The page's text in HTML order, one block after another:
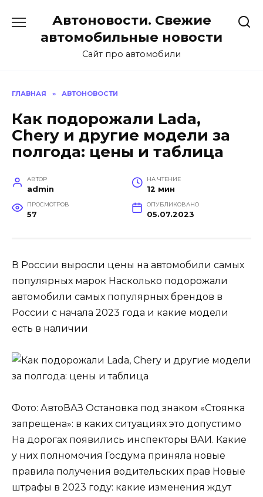
содержанию
Автоновости. Свежие
автомобильные новости
Сайт про автомобили
ГЛАВНАЯ » АВТОНОВОСТИ
Как подорожали Lada,
Chery и другие модели за
полгода: цены и таблица
АВТОР
admin
НА ЧТЕНИЕ
12 мин
ПРОСМОТРОВ
57
ОПУБЛИКОВАНО
05.07.2023
В России выросли цены на автомобили самых
популярных марок Насколько подорожали
автомобили самых популярных брендов в
России с начала 2023 года и какие модели
есть в наличии
Фото: АвтоВАЗ Остановка под знаком «Стоянка
запрещена»: в каких ситуациях это допустимо
На дорогах появились инспекторы ВАИ. Какие
у них полномочия Госдума приняла новые
правила получения водительских прав Новые
штрафы в 2023 году: какие изменения ждут